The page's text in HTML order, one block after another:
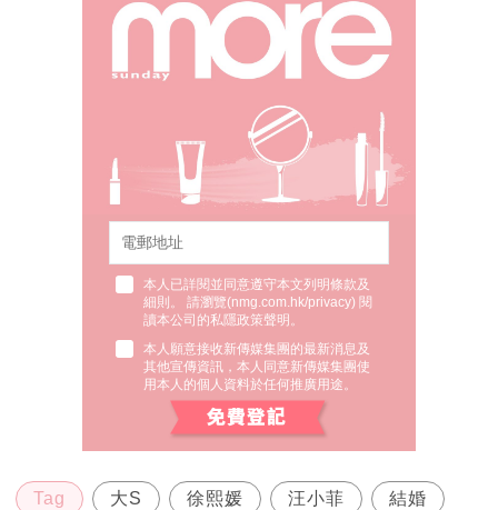
本人已詳閱並同意遵守本文列明條款及
細則。 請瀏覽(nmg.com.hk/privacy) 閱
讀本公司的私隱政策聲明。
本人願意接收新傳媒集團的最新消息及
其他宣傳資訊，本人同意新傳媒集團使
用本人的個人資料於任何推廣用途。
Tag 大S 徐熙媛 汪小菲 結婚